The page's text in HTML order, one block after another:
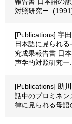
対照研究ー.
[Publications] 宇
日本語に見られ
究成果報告書 日
声学的対照研究ー
[Publications] 助
話中のプロミネ
律に見られる母